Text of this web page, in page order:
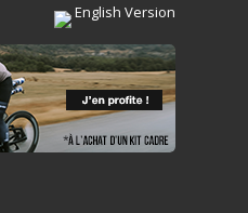
English Version